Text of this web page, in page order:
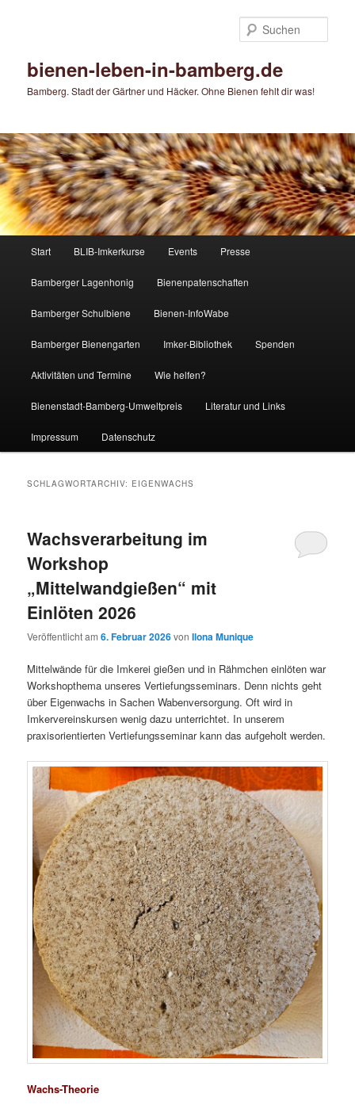
bienen-leben-in-bamberg.de
Bamberg. Stadt der Gärtner und Häcker. Ohne Bienen fehlt dir was!
Start BLIB-Imkerkurse Events Presse
Bamberger Lagenhonig Bienenpatenschaften
Bamberger Schulbiene Bienen-InfoWabe
Bamberger Bienengarten Imker-Bibliothek Spenden
Aktivitäten und Termine Wie helfen?
Bienenstadt-Bamberg-Umweltpreis Literatur und Links
Impressum Datenschutz
SCHLAGWORTARCHIV: EIGENWACHS
Wachsverarbeitung im
Workshop
„Mittelwandgießen“ mit
Einlöten 2026
Veröffentlicht am6. Februar 2026vonIlona Munique
Mittelwände für die Imkerei gießen und in Rähmchen einlöten war
Workshopthema unseres Vertiefungsseminars. Denn nichts geht
über Eigenwachs in Sachen Wabenversorgung. Oft wird in
Imkervereinskursen wenig dazu unterrichtet. In unserem
praxisorientierten Vertiefungsseminar kann das aufgeholt werden.
Wachs-Theorie